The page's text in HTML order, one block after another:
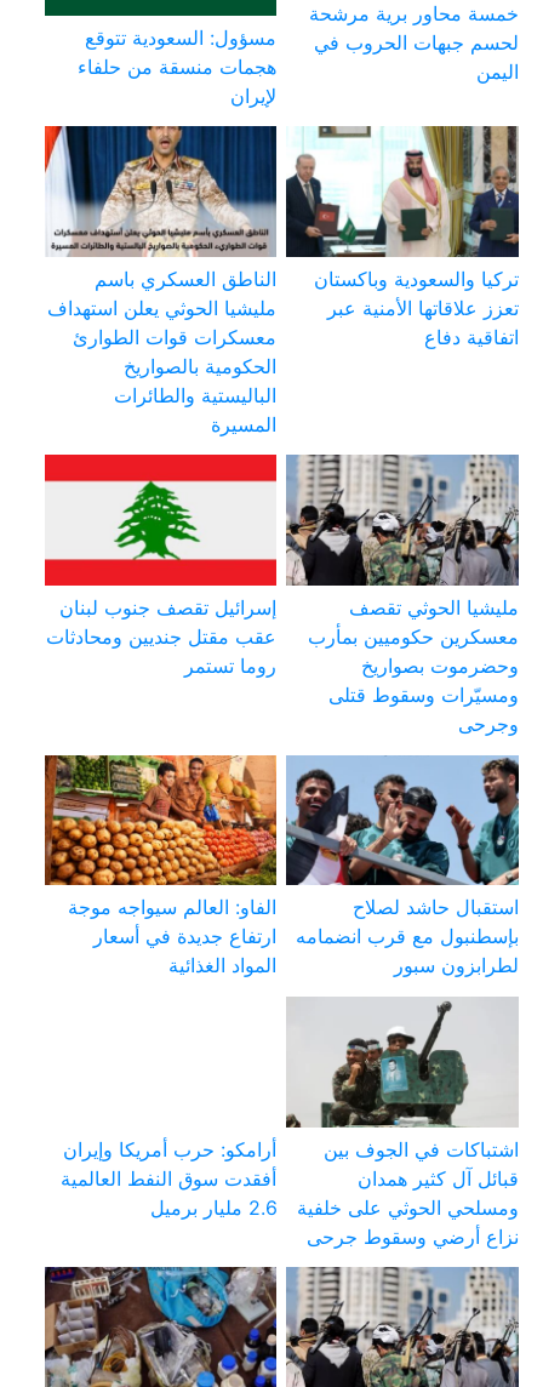
خمسة محاور برية مرشحة
لحسم جبهات الحروب في
اليمن
مسؤول: السعودية تتوقع
هجمات منسقة من حلفاء
لإيران
تركيا والسعودية وباكستان
تعزز علاقاتها الأمنية عبر
اتفاقية دفاع
الناطق العسكري باسم
مليشيا الحوثي يعلن استهداف
معسكرات قوات الطوارئ
الحكومية بالصواريخ
الباليستية والطائرات
المسيرة
مليشيا الحوثي تقصف
معسكرين حكوميين بمأرب
وحضرموت بصواريخ
ومسيّرات وسقوط قتلى
وجرحى
إسرائيل تقصف جنوب لبنان
عقب مقتل جنديين ومحادثات
روما تستمر
استقبال حاشد لصلاح
بإسطنبول مع قرب انضمامه
لطرابزون سبور
الفاو: العالم سيواجه موجة
ارتفاع جديدة في أسعار
المواد الغذائية
اشتباكات في الجوف بين
قبائل آل كثير همدان
ومسلحي الحوثي على خلفية
نزاع أرضي وسقوط جرحى
أرامكو: حرب أمريكا وإيران
أفقدت سوق النفط العالمية
2.6 مليار برميل